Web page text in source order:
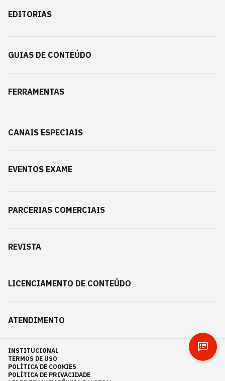
EDITORIAS
GUIAS DE CONTEÚDO
FERRAMENTAS
CANAIS ESPECIAIS
EVENTOS EXAME
PARCERIAS COMERCIAIS
REVISTA
LICENCIAMENTO DE CONTEÚDO
ATENDIMENTO
INSTITUCIONAL
TERMOS DE USO
POLÍTICA DE COOKIES
POLÍTICA DE PRIVACIDADE